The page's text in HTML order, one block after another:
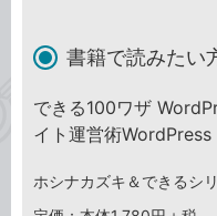
書籍で読みたい
できる100ワザ
イト運営術
ホシナカズキ＆できるシ